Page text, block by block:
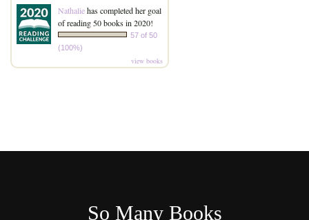
Nathaliehas completed her goal
of reading 50 books in 2020!
57 of 50
(100%)
view books
So Many Books